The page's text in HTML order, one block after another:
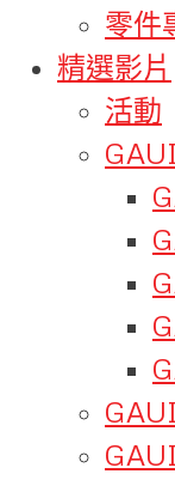
零件
精選影片
活動